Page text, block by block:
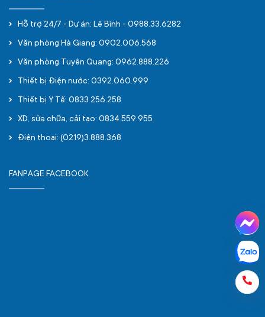
Hỗ trợ 24/7 - Dự án: Lê Bình - 0988.33.6282
Văn phòng Hà Giang: 0902.006.568
Văn phòng Tuyên Quang: 0962.888.226
Thiết bị Điện nước: 0392.060.999
Thiết bị Y Tế: 0833.256.258
XD, sửa chữa, cải tạo: 0834.559.955
Điện thoại: (0219)3.888.368
FANPAGE FACEBOOK